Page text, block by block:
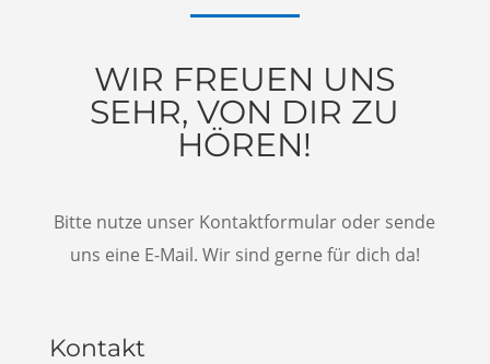
WIR FREUEN UNS
SEHR, VON DIR ZU
HÖREN!
Bitte nutze unser Kontaktformular oder sende
uns eine E-Mail. Wir sind gerne für dich da!
Kontakt